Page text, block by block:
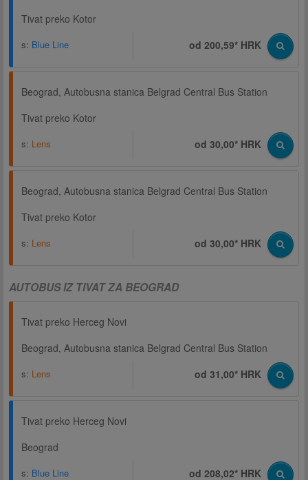
Tivat preko Kotor
s: Blue Line od 200,59* HRK
Beograd, Autobusna stanica Belgrad Central Bus Station
Tivat preko Kotor
s: Lens od 30,00* HRK
Beograd, Autobusna stanica Belgrad Central Bus Station
Tivat preko Kotor
s: Lens od 30,00* HRK
AUTOBUS IZ TIVAT ZA BEOGRAD
Tivat preko Herceg Novi
Beograd, Autobusna stanica Belgrad Central Bus Station
s: Lens od 31,00* HRK
Tivat preko Herceg Novi
Beograd
s: Blue Line od 208,02* HRK